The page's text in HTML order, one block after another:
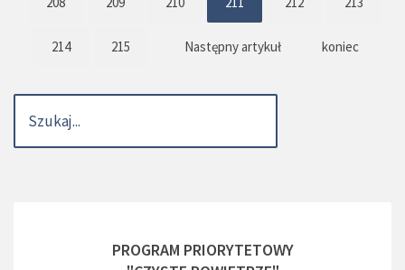
214 215 Następny artykuł koniec
PROGRAM PRIORYTETOWY